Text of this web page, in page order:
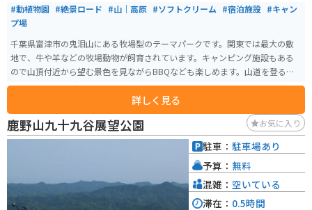
#動植物園 #絶景ロード #山｜高原 #ソフトクリーム #宿泊施設 #キャン
プ場
千葉県富津市の鬼泪山にある牧場型のテーマパークです。関東では最大の敷
地で、牛や羊などの牧場動物が飼育されています。キャンピング施設もある
ので山頂付近から望む景色を見ながらBBQなども楽しめます。山道を登るの
で道中ツーリングにも最適です。
詳しく見る
鹿野山九十九谷展望公園 お気に入り
駐車： 駐車場あり
予算： 無料
混雑： 空いている
滞在： 0.5時間